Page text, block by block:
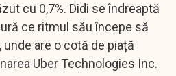
cu 0,7%. Didi se îndreaptă
ce ritmul său începe să
are o cotă de piață
Uber Technologies Inc.